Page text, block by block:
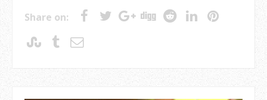
Share on: